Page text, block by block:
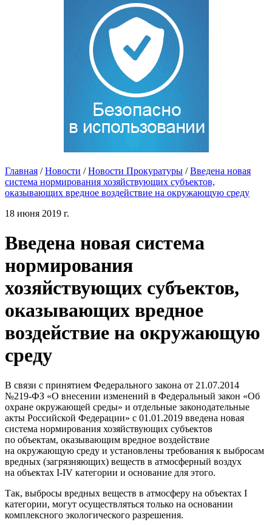
Главная / Новости / Новости Прокуратуры / Введена новая
система нормирования хозяйствующих субъектов,
оказывающих вредное воздействие на окружающую среду
18 июня 2019 г.
Введена новая система
нормирования
хозяйствующих субъектов,
оказывающих вредное
воздействие на окружающую
среду
В связи с принятием Федерального закона от 21.07.2014
№219-ФЗ «О внесении изменений в Федеральный закон «Об
охране окружающей среды» и отдельные законодательные
акты Российской Федерации» с 01.01.2019 введена новая
система нормирования хозяйствующих субъектов
по объектам, оказывающим вредное воздействие
на окружающую среду и установлены требования к выбросам
вредных (загрязняющих) веществ в атмосферный воздух
на объектах I-IV категории и основание для этого.
Так, выбросы вредных веществ в атмосферу на объектах I
категории, могут осуществляться только на основании
комплексного экологического разрешения.